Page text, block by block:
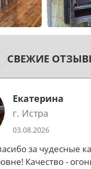
СВЕЖИЕ
Екатерина
г. Истра
03.08.2026
за чудесные
Качество -